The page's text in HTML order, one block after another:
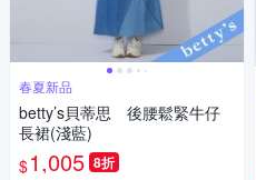
春夏新品
betty’s貝蒂思 後腰鬆緊牛仔
長裙(淺藍)
$1,005 8折